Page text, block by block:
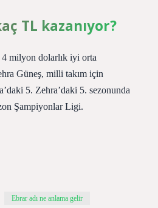
TL kazanıyor?
milyon dolarlık iyi orta
Güneş, milli takım için
5. Zehra’daki 5. sezonunda
Şampiyonlar Ligi.
Ebrar adı ne anlama gelir